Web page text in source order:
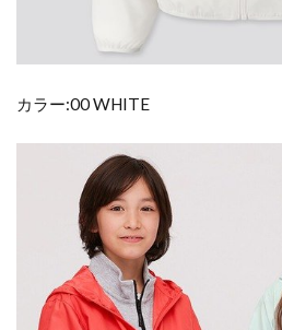
カラー:00 WHITE